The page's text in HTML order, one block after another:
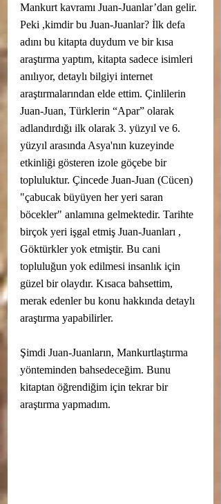
Mankurt kavramı Juan-Juanlar’dan gelir.
Peki ,kimdir bu Juan-Juanlar? İlk defa
adını bu kitapta duydum ve bir kısa
araştırma yaptım, kitapta sadece isimleri
anılıyor, detaylı bilgiyi internet
araştırmalarından elde ettim. Çinlilerin
Juan-Juan, Türklerin “Apar” olarak
adlandırdığı ilk olarak 3. yüzyıl ve 6.
yüzyıl arasında Asya'nın kuzeyinde
etkinliği gösteren izole göçebe bir
topluluktur. Çincede Juan-Juan (Cücen)
"çabucak büyüyen her yeri saran
böcekler" anlamına gelmektedir. Tarihte
birçok yeri işgal etmiş Juan-Juanları ,
Göktürkler yok etmiştir. Bu cani
topluluğun yok edilmesi insanlık için
güzel bir olaydır. Kısaca bahsettim,
merak edenler bu konu hakkında detaylı
araştırma yapabilirler.
Şimdi Juan-Juanların, Mankurtlaştırma
yönteminden bahsedeceğim. Bunu
kitaptan öğrendiğim için tekrar bir
araştırma yapmadım.